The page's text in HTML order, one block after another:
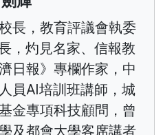
長，教育評議會執委
，灼見名家、信報教
日報》專欄作家，中
員AI培訓班講師，城
金專項科技顧問，曾
及都會大學客席講者